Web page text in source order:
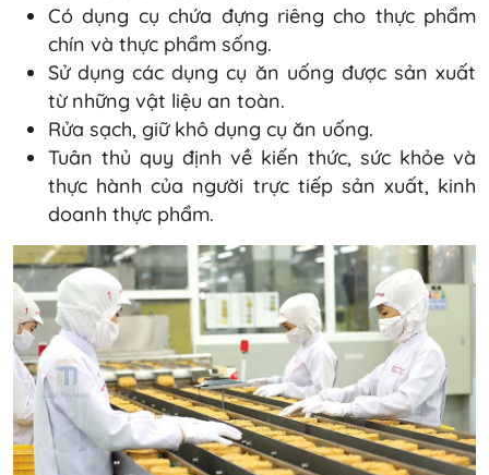
Có dụng cụ chứa đựng riêng cho thực phẩm
chín và thực phẩm sống.
Sử dụng các dụng cụ ăn uống được sản xuất
từ những vật liệu an toàn.
Rửa sạch, giữ khô dụng cụ ăn uống.
Tuân thủ quy định về kiến thức, sức khỏe và
thực hành của người trực tiếp sản xuất, kinh
doanh thực phẩm.